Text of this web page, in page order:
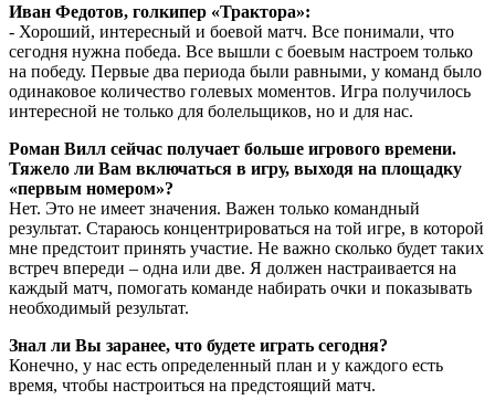
Иван Федотов, голкипер «Трактора»:
- Хороший, интересный и боевой матч. Все понимали, что
сегодня нужна победа. Все вышли с боевым настроем только
на победу. Первые два периода были равными, у команд было
одинаковое количество голевых моментов. Игра получилось
интересной не только для болельщиков, но и для нас.
Роман Вилл сейчас получает больше игрового времени.
Тяжело ли Вам включаться в игру, выходя на площадку
«первым номером»?
Нет. Это не имеет значения. Важен только командный
результат. Стараюсь концентрироваться на той игре, в которой
мне предстоит принять участие. Не важно сколько будет таких
встреч впереди – одна или две. Я должен настраивается на
каждый матч, помогать команде набирать очки и показывать
необходимый результат.
Знал ли Вы заранее, что будете играть сегодня?
Конечно, у нас есть определенный план и у каждого есть
время, чтобы настроиться на предстоящий матч.